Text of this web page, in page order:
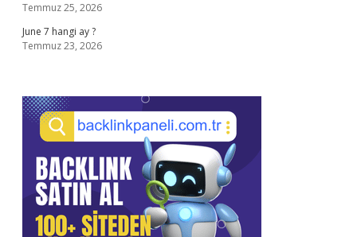
Temmuz 25, 2026
June 7 hangi ay ?
Temmuz 23, 2026